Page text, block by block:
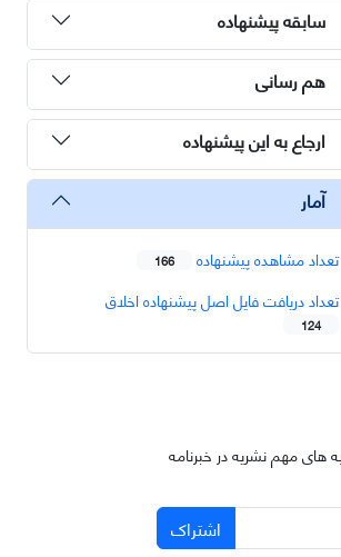
سابقه پیشنهاده
هم رسانی
ارجاع به این پیشنهاده
آمار
تعداد مشاهده پیشنهاده 166
تعداد دریافت فایل اصل پیشنهاده اخلاق
124
های مهم نشریه در خبرنامه
اشتراک